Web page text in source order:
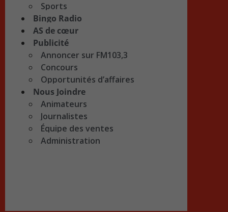
Sports
Bingo Radio
AS de cœur
Publicité
Annoncer sur FM103,3
Concours
Opportunités d’affaires
Nous Joindre
Animateurs
Journalistes
Équipe des ventes
Administration